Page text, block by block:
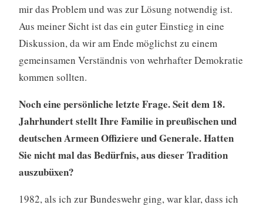
mir das Problem und was zur Lösung notwendig ist.
Aus meiner Sicht ist das ein guter Einstieg in eine
Diskussion, da wir am Ende möglichst zu einem
gemeinsamen Verständnis von wehrhafter Demokratie
kommen sollten.
Noch eine persönliche letzte Frage. Seit dem 18.
Jahrhundert stellt Ihre Familie in preußischen und
deutschen Armeen Offiziere und Generale. Hatten
Sie nicht mal das Bedürfnis, aus dieser Tradition
auszubüxen?
1982, als ich zur Bundeswehr ging, war klar, dass ich